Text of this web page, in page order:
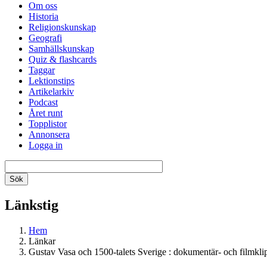
Om oss
Historia
Religionskunskap
Geografi
Samhällskunskap
Quiz & flashcards
Taggar
Lektionstips
Artikelarkiv
Podcast
Året runt
Topplistor
Annonsera
Logga in
Länkstig
Hem
Länkar
Gustav Vasa och 1500-talets Sverige : dokumentär- och